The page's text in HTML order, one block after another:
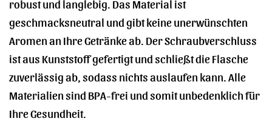
robust und langlebig. Das Material ist
geschmacksneutral und gibt keine unerwünschten
Aromen an Ihre Getränke ab. Der Schraubverschluss
ist aus Kunststoff gefertigt und schließt die Flasche
zuverlässig ab, sodass nichts auslaufen kann. Alle
Materialien sind BPA-frei und somit unbedenklich für
Ihre Gesundheit.